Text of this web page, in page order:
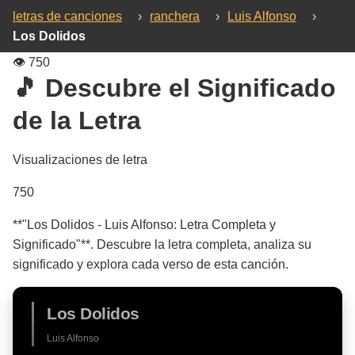
letras de canciones › ranchera › Luis Alfonso
›
Los Dolidos
👁️ 750
🎵 Descubre el Significado
de la Letra
Visualizaciones de letra
750
**"Los Dolidos - Luis Alfonso: Letra Completa y
Significado"**. Descubre la letra completa, analiza su
significado y explora cada verso de esta canción.
Los Dolidos
Luis Alfonso